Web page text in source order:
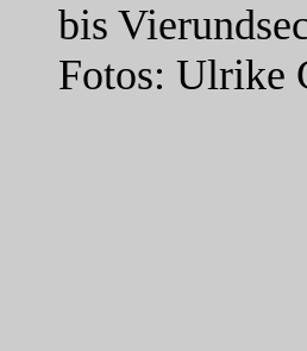
bis
Fotos: Ulrike